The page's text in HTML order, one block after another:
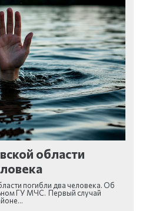
области
погибли два человека. Об
ГУ МЧС. Первый случай